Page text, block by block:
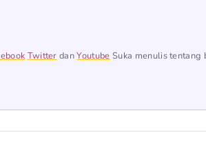
Twitter danYoutube Suka menulis tentang